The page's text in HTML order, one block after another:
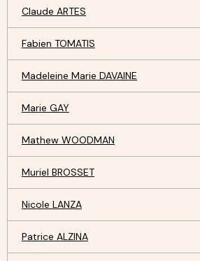
Claude ARTES
Fabien TOMATIS
Madeleine Marie DAVAINE
Marie GAY
Mathew WOODMAN
Muriel BROSSET
Nicole LANZA
Patrice ALZINA